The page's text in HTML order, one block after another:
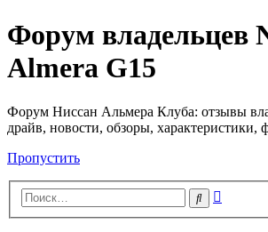
Форум владельцев
Almera G15
Форум Ниссан Альмера Клуба: отзывы
драйв, новости, обзоры, характеристики,
Пропустить
Поиск